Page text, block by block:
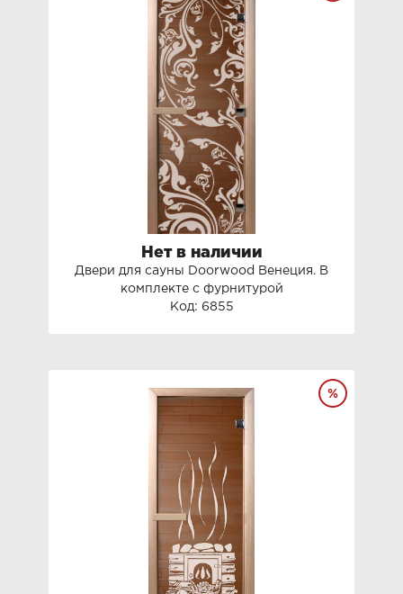
Нет в наличии
Двери для сауны Doorwood Венеция. В
комплекте с фурнитурой
Код: 6855